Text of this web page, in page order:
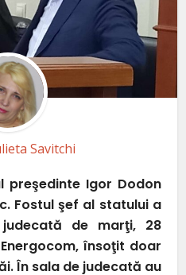
Savitchi
preşedinte Igor Dodon
Fostul şef al statului a
de marţi, 28
însoţit doar
În sala de judecată au